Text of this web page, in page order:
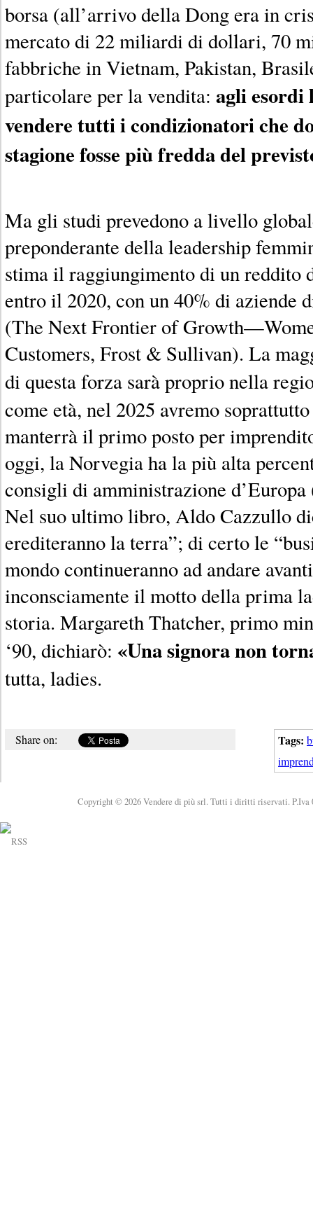
borsa (all’arrivo della Dong era in
mercato di 22 miliardi di dollari, 70
fabbriche in Vietnam, Pakistan,
particolare per la vendita: agli esordi
vendere tutti i condizionatori che
stagione fosse più fredda del
Ma gli studi prevedono a livello
preponderante della leadership
stima il raggiungimento di un
entro il 2020, con un 40% di aziende
(The Next Frontier of
Customers, Frost & Sullivan). La
di questa forza sarà proprio nella
come età, nel 2025 avremo
manterrà il primo posto per
oggi, la Norvegia ha la più alta
consigli di amministrazione
Nel suo ultimo libro, Aldo Cazzullo
erediteranno la terra”; di certo le
mondo continueranno ad andare
inconsciamente il motto della prima
storia. Margareth Thatcher, primo
‘90, dichiarò: «Una signora non
tutta, ladies.
Tags:
Share on:
Copyright © 2026 Vendere di più srl. Tutti i diritti riservati. P.Iva